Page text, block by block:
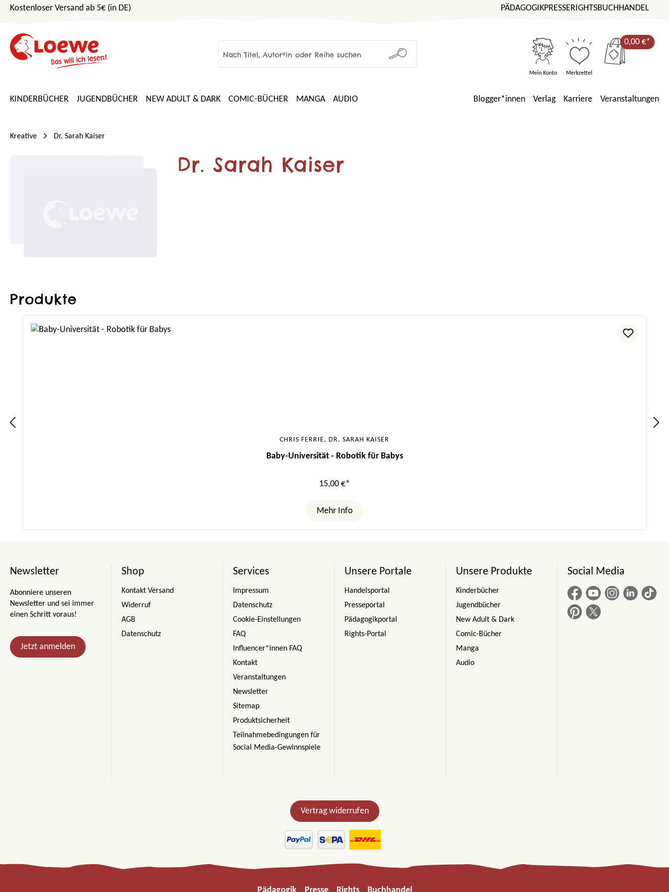
Hauptinhalt springen
Zur Suche springen
Zur Hauptnavigation springen
Kostenloser Versand ab 5€ (in DE) PÄDAGOGIKPRESSERIGHTSBUCHHANDEL
Mein Konto Merkzettel
0,00 €*
KINDERBÜCHER JUGENDBÜCHER NEW ADULT & DARK COMIC-BÜCHER MANGA AUDIO Blogger*innen Verlag Karriere Veranstaltungen
Kreative Dr. Sarah Kaiser
Dr. Sarah Kaiser
Produkte
CHRIS FERRIE, DR. SARAH KAISER
Baby-Universität - Robotik für Babys
15,00 €*
Mehr Info
Newsletter
Abonniere unseren
Newsletter und sei immer
einen Schritt voraus!
Jetzt anmelden
Shop
Kontakt Versand
Widerruf
AGB
Datenschutz
Services
Impressum
Datenschutz
Cookie-Einstellungen
FAQ
Influencer*innen FAQ
Kontakt
Veranstaltungen
Newsletter
Sitemap
Produktsicherheit
Teilnahmebedingungen für
Social Media-Gewinnspiele
Unsere Portale
Handelsportal
Presseportal
Pädagogikportal
Rights-Portal
Unsere Produkte
Kinderbücher
Jugendbücher
New Adult & Dark
Comic-Bücher
Manga
Audio
Social Media
Vertrag widerrufen